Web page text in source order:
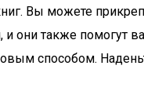
Вы можете
и они также помогут
способом.